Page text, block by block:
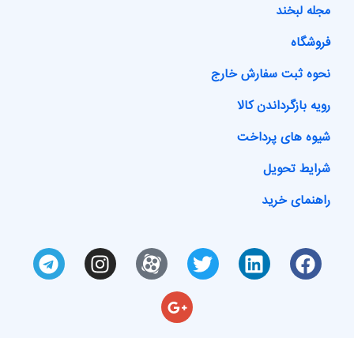
مجله لبخند
فروشگاه
نحوه ثبت سفارش خارج
رویه بازگرداندن کالا
شیوه های پرداخت
شرایط تحویل
راهنمای خرید